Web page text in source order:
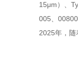
15μm）、
005、
2025年，